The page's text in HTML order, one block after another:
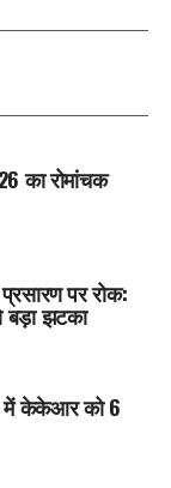
का रोमांचक
पर रोक:
बड़ा झटका
में केकेआर को 6